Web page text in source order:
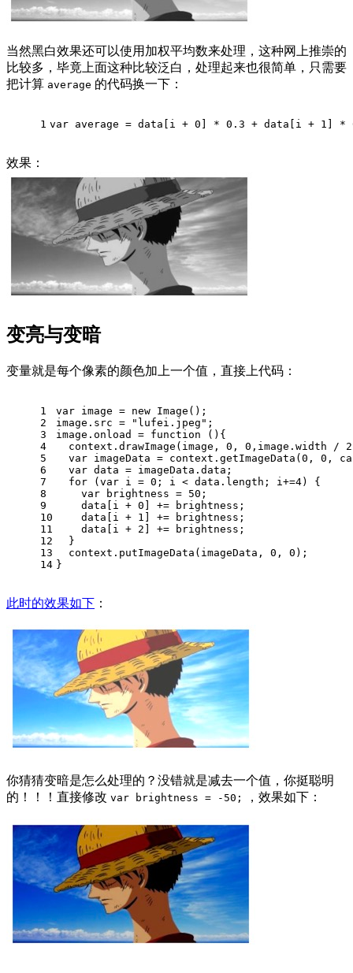
当然黑白效果还可以使用加权平均数来处理，这种网上推崇的
比较多，毕竟上面这种比较泛白，处理起来也很简单，只需要
把计算 average 的代码换一下：
1 var average = data[i + 0 ] * 0.3 + data[i + 1 ] *
效果：
变亮与变暗
变量就是每个像素的颜色加上一个值，直接上代码：
1
2
3
4
5
6
7
8
9
10
11
12
13
14
var image = new Image ();
image. src = "lufei.jpeg" ;
image. onload = function ( ){
  context.
drawImage (image, 0 , 0 ,image. width / 2
var imageData = context. getImageData ( 0 , 0 ,
var data = imageData. data ;
for ( var i = 0 ; i < data. length ; i+=4) {
var brightness = 50 ;
    data[i +
0 ] += brightness;
    data[i +
1 ] += brightness;
    data[i +
2 ] += brightness;
  }
  context.
putImageData (imageData, 0 , 0 );
}
此时的效果如下 ：
你猜猜变暗是怎么处理的？没错就是减去一个值，你挺聪明
的！！！直接修改 var brightness = -50; ，效果如下：